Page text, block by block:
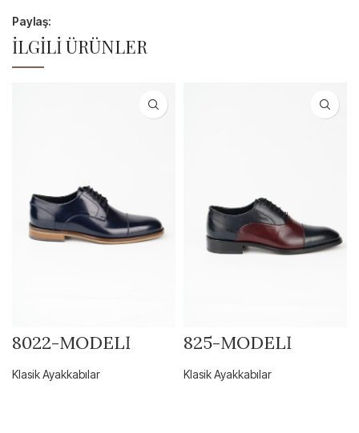
Paylaş:
İLGILI ÜRÜNLER
8022-MODELİ
Klasik Ayakkabılar
825-MODELİ
Klasik Ayakkabılar